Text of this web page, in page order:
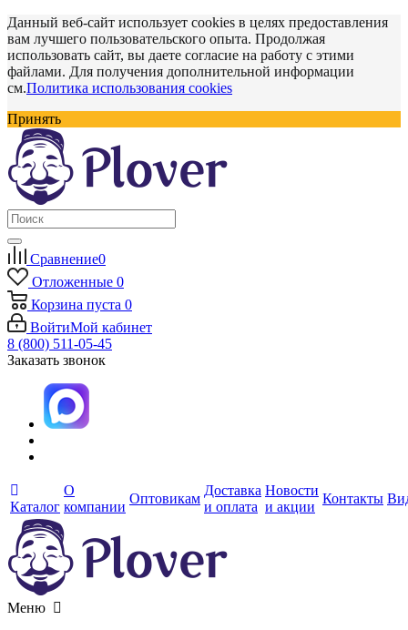
Данный веб-сайт использует cookies в целях предоставления
вам лучшего пользовательского опыта. Продолжая
использовать сайт, вы даете согласие на работу с этими
файлами. Для получения дополнительной информации
см.Политика использования cookies
Принять
Сравнение0
Отложенные 0
Корзина пуста 0
ВойтиМой кабинет
8 (800) 511-05-45
Заказать звонок
Каталог
О
компании
Оптовикам
Доставка
и оплата
Новости
и акции
Контакты
Меню